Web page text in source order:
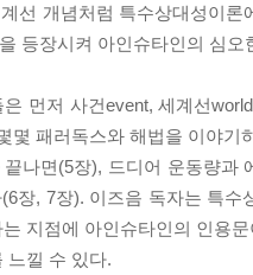
선 개념처럼 특수상대성이
등장시켜 아인슈타인의 심오
먼저 사건event, 세계선
몇 패러독스와 해법을 이야
나면(5장), 드디어 운동량과
장, 7장). 이즈음 독자는 특
지점에 아인슈타인의 인용
느낄 수 있다.